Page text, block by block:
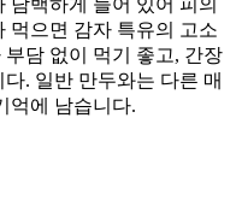
먹으면 감자 특유의 고소
담 없이 먹기 좋고, 간장
. 일반 만두와는 다른 매
억에 남습니다.